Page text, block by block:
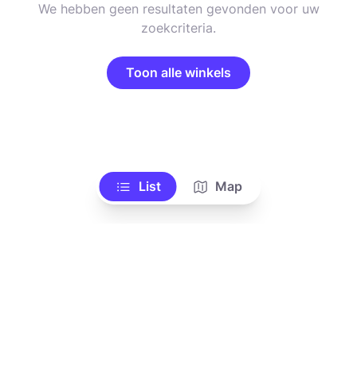
We hebben geen resultaten gevonden voor uw
zoekcriteria.
Toon alle winkels
List Map